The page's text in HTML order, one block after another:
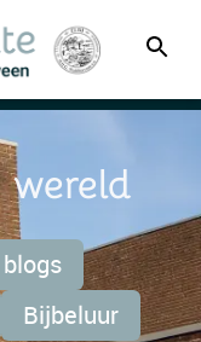
Bijbeluur